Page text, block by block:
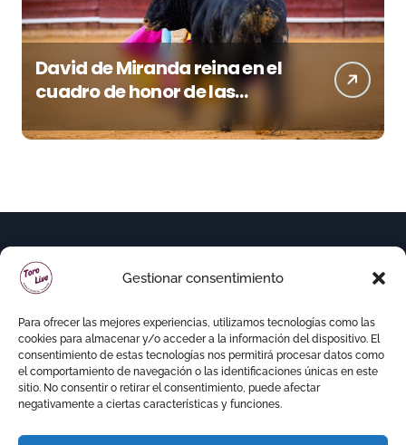
Gestionar consentimiento
Para ofrecer las mejores experiencias, utilizamos tecnologías como las
cookies para almacenar y/o acceder a la información del dispositivo. El
consentimiento de estas tecnologías nos permitirá procesar datos como
el comportamiento de navegación o las identificaciones únicas en este
sitio. No consentir o retirar el consentimiento, puede afectar
negativamente a ciertas características y funciones.
David de Miranda reina en el
cuadro de honor de las
Colombinas 2026